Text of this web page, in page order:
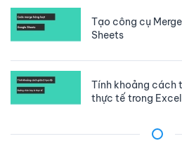
Tạo công cụ
Sheets
Tính khoảng cách
thực tế trong